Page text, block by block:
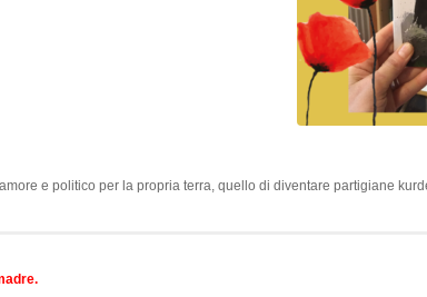
e politico per la propria terra, quello di diventare partigiane